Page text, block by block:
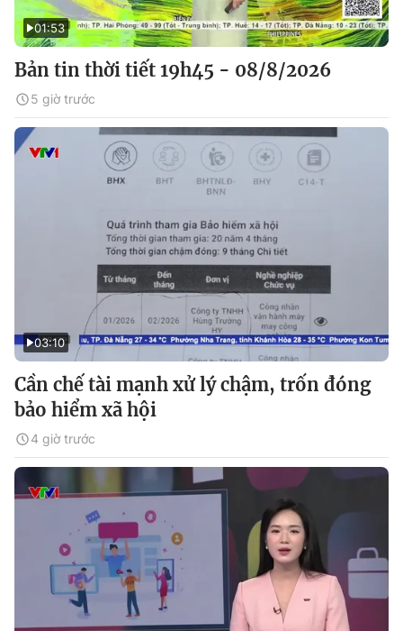
01:53
Bản tin thời tiết 19h45 - 08/8/2026
5 giờ trước
03:10
Cần chế tài mạnh xử lý chậm, trốn đóng
bảo hiểm xã hội
4 giờ trước